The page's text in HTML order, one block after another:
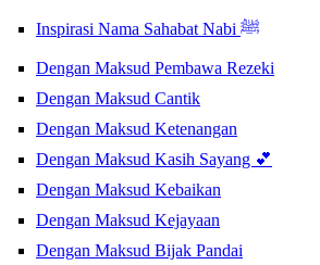
Inspirasi Nama Sahabat Nabi ﷺ
Dengan Maksud Pembawa Rezeki
Dengan Maksud Cantik
Dengan Maksud Ketenangan
Dengan Maksud Kasih Sayang 💕
Dengan Maksud Kebaikan
Dengan Maksud Kejayaan
Dengan Maksud Bijak Pandai